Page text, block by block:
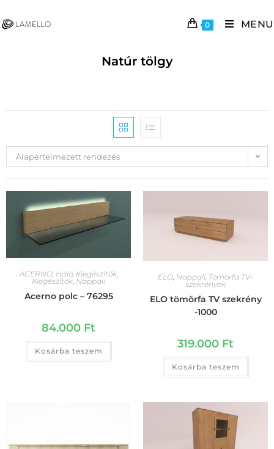
0 MENU
Natúr tölgy
Alapértelmezett rendezés
ACERNO, Háló, Kiegészítők,
Kiegészítők Nappali
Acerno polc – 76295
84.000 Ft
Kosárba teszem
ELO Nappali Tömörfa TV-
szekrények
ELO tömörfa TV szekrény
-1000
319.000 Ft
Kosárba teszem